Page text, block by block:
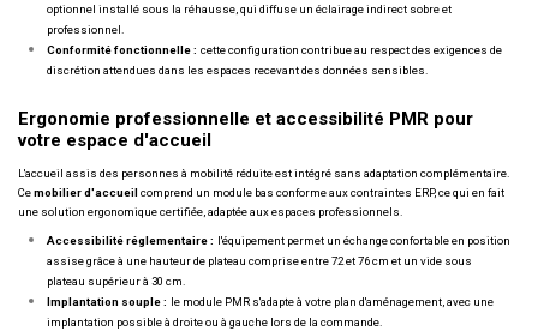
optionnel installé sous la réhausse, qui diffuse un éclairage indirect sobre et
professionnel.
Conformité fonctionnelle : cette configuration contribue au respect des exigences de
discrétion attendues dans les espaces recevant des données sensibles.
Ergonomie professionnelle et accessibilité PMR pour
votre espace d'accueil
L'accueil assis des personnes à mobilité réduite est intégré sans adaptation complémentaire.
Cemobilier d'accueil comprend un module bas conforme aux contraintes ERP, ce qui en fait
une solution ergonomique certifiée, adaptée aux espaces professionnels.
Accessibilité réglementaire : l'équipement permet un échange confortable en position
assise grâce à une hauteur de plateau comprise entre 72 et 76 cm et un vide sous
plateau supérieur à 30 cm.
Implantation souple : le module PMR s'adapte à votre plan d'aménagement, avec une
implantation possible à droite ou à gauche lors de la commande.